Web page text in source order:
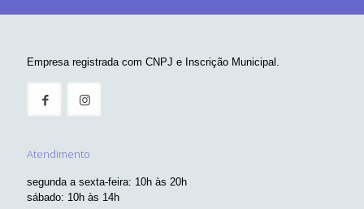
Empresa registrada com CNPJ e Inscrição Municipal.
Atendimento
segunda a sexta-feira: 10h às 20h
sábado: 10h às 14h